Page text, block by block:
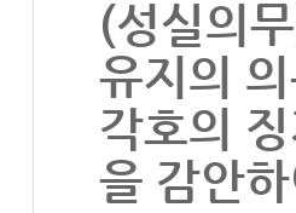
(성실의
유지의
각호의
을 감안